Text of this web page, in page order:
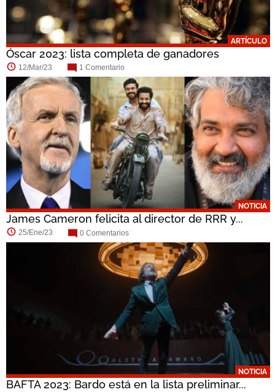
ARTÍCULO
Óscar 2023: lista completa de ganadores
12/Mar/23 1 Comentario
NOTICIA
James Cameron felicita al director de RRR y...
25/Ene/23 0 Comentarios
NOTICIA
BAFTA 2023: Bardo está en la lista preliminar...